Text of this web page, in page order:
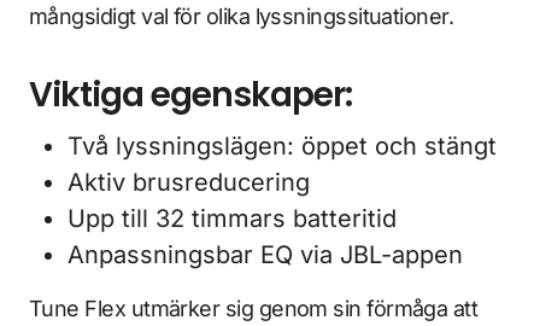
mångsidigt val för olika lyssningssituationer.
Viktiga egenskaper:
Två lyssningslägen: öppet och stängt
Aktiv brusreducering
Upp till 32 timmars batteritid
Anpassningsbar EQ via JBL-appen
Tune Flex utmärker sig genom sin förmåga att